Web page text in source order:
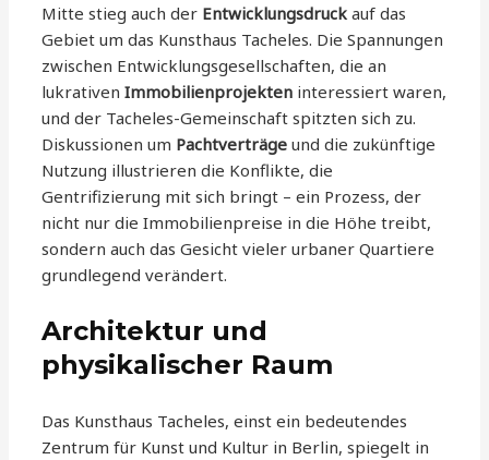
Mitte stieg auch der Entwicklungsdruck auf das
Gebiet um das Kunsthaus Tacheles. Die Spannungen
zwischen Entwicklungsgesellschaften, die an
lukrativenImmobilienprojekten interessiert waren,
und der Tacheles-Gemeinschaft spitzten sich zu.
Diskussionen um Pachtverträge und die zukünftige
Nutzung illustrieren die Konflikte, die
Gentrifizierung mit sich bringt – ein Prozess, der
nicht nur die Immobilienpreise in die Höhe treibt,
sondern auch das Gesicht vieler urbaner Quartiere
grundlegend verändert.
Architektur und
physikalischer Raum
Das Kunsthaus Tacheles, einst ein bedeutendes
Zentrum für Kunst und Kultur in Berlin, spiegelt in